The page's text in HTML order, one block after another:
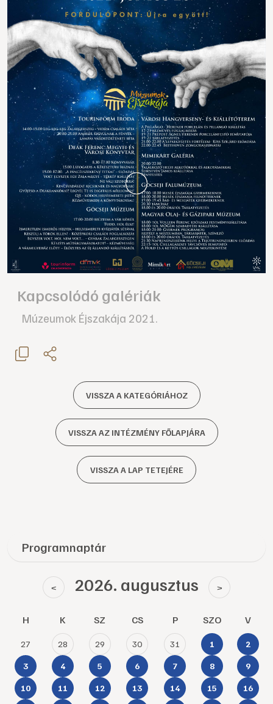
Kapcsolódó galériák
Múzeumok Éjszakája 2021.
VISSZA A KATEGÓRIÁHOZ
VISSZA AZ INTÉZMÉNY FŐLAPJÁRA
VISSZA A LAP TETEJÉRE
Programnaptár
< 2026. augusztus >
H K SZ CS P SZO V
27 28 29 30 31 1 2
3 4 5 6 7 8 9
10 11 12 13 14 15 16